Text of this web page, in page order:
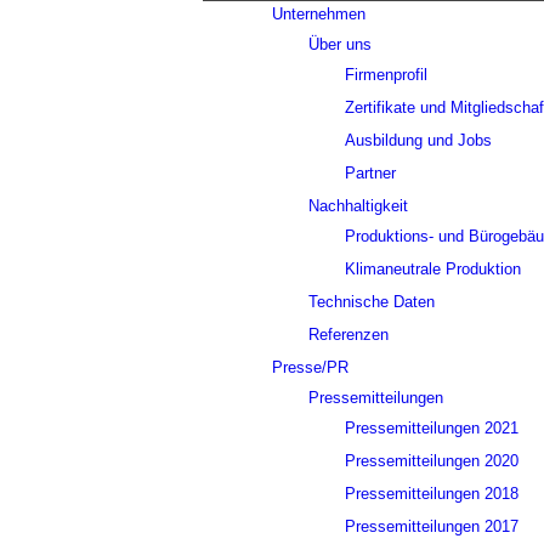
Unternehmen
Über uns
Firmenprofil
Zertifikate und
Ausbildung und Jobs
Partner
Nachhaltigkeit
Produktions- und
Klimaneutrale Produktion
Technische Daten
Referenzen
Presse/PR
Pressemitteilungen
Pressemitteilungen 2021
Pressemitteilungen 2020
Pressemitteilungen 2018
Pressemitteilungen 2017